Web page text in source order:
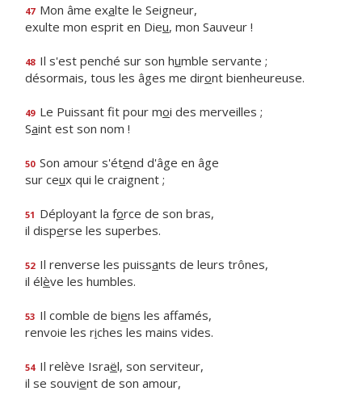
47 Mon âme exalte le Seigneur,
exulte mon esprit en Dieu, mon Sauveur !
48 Il s'est penché sur son humble servante ;
désormais, tous les âges me diront bienheureuse.
49 Le Puissant fit pour moi des merveilles ;
Saint est son nom !
50 Son amour s'étend d'âge en âge
sur ceux qui le craignent ;
51 Déployant la force de son bras,
il disperse les superbes.
52 Il renverse les puissants de leurs trônes,
il élève les humbles.
53 Il comble de biens les affamés,
renvoie les riches les mains vides.
54 Il relève Israël, son serviteur,
il se souvient de son amour,